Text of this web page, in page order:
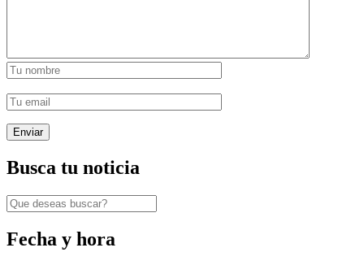
Busca tu noticia
Fecha y hora